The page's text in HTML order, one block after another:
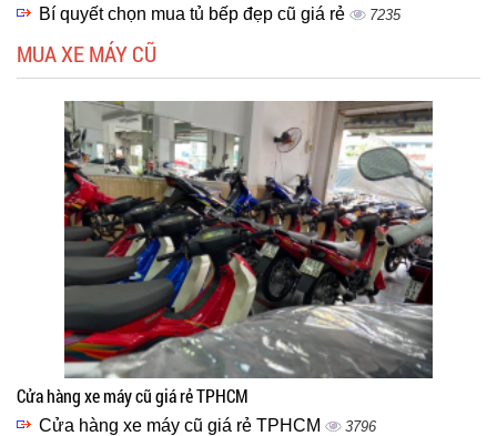
Bí quyết chọn mua tủ bếp đẹp cũ giá rẻ 7235
MUA XE MÁY CŨ
Cửa hàng xe máy cũ giá rẻ TPHCM
Cửa hàng xe máy cũ giá rẻ TPHCM 3796